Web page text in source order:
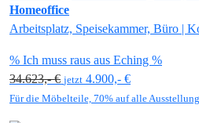
Homeoffice
Arbeitsplatz, Speisekammer, Büro |
% Ich muss raus aus Eching %
34.623,- € jetzt 4.900,- €
Für die Möbelteile, 70% auf alle